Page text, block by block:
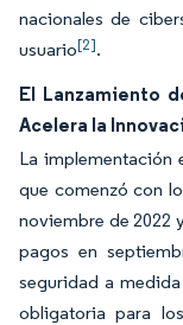
nacionales de
usuario[2].
El Lanzamiento
Acelera la
La implementación
que comenzó con
noviembre de 2022
pagos en
seguridad a
obligatoria para